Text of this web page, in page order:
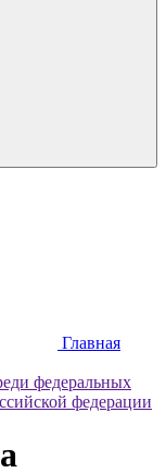
Главная
федеральных
федерации